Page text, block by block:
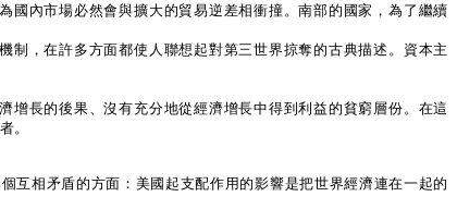
內市場必然會與擴大的貿易逆差相衝撞。南部的國家，為了繼續
，在許多方面都使人聯想起對第三世界掠奪的古典描述。資本主
長的後果、沒有充分地從經濟增長中得到利益的貧窮層份。在這
。
互相矛盾的方面：美國起支配作用的影響是把世界經濟連在一起的